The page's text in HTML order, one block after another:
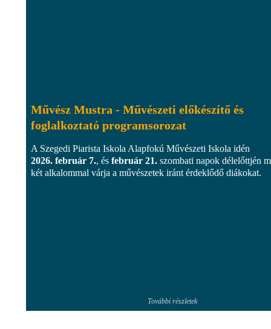
Művész Mustra - Művészeti előkészítő és
foglalkoztató programsorozat
A Szegedi Piarista Iskola Alapfokú Művészeti Iskola idén
2026. február 7., és február 21. szombati napok délelőttjén
két alkalommal várja a művészetek iránt érdeklődő diákokat.
További részletek